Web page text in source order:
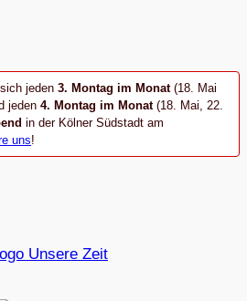
jeden 3. Montag im Monat (18. Mai
jeden 4. Montag im Monat(18. Mai, 22.
in der Kölner Südstadt am
uns!